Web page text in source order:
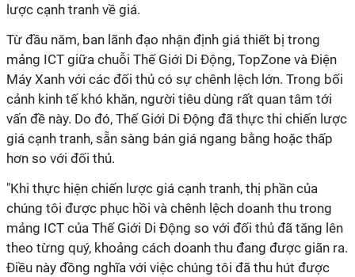
lược cạnh tranh về giá.
Từ đầu năm, ban lãnh đạo nhận định giá thiết bị trong
mảng ICT giữa chuỗi Thế Giới Di Động, TopZone và Điện
Máy Xanh với các đối thủ có sự chênh lệch lớn. Trong bối
cảnh kinh tế khó khăn, người tiêu dùng rất quan tâm tới
vấn đề này. Do đó, Thế Giới Di Động đã thực thi chiến lược
giá cạnh tranh, sẵn sàng bán giá ngang bằng hoặc thấp
hơn so với đối thủ.
"Khi thực hiện chiến lược giá cạnh tranh, thị phần của
chúng tôi được phục hồi và chênh lệch doanh thu trong
mảng ICT của Thế Giới Di Động so với đối thủ đã tăng lên
theo từng quý, khoảng cách doanh thu đang được giãn ra.
Điều này đồng nghĩa với việc chúng tôi đã thu hút được